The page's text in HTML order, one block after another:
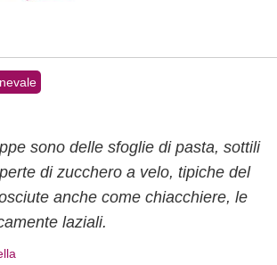
sono delle sfoglie di pasta, sottili
di zucchero a velo, tipiche del
anche come chiacchiere, le
laziali.